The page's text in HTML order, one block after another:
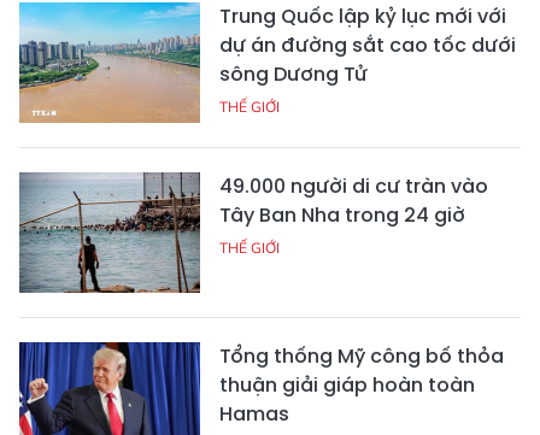
Trung Quốc lập kỷ lục mới với
dự án đường sắt cao tốc dưới
sông Dương Tử
THẾ GIỚI
49.000 người di cư tràn vào
Tây Ban Nha trong 24 giờ
THẾ GIỚI
Tổng thống Mỹ công bố thỏa
thuận giải giáp hoàn toàn
Hamas